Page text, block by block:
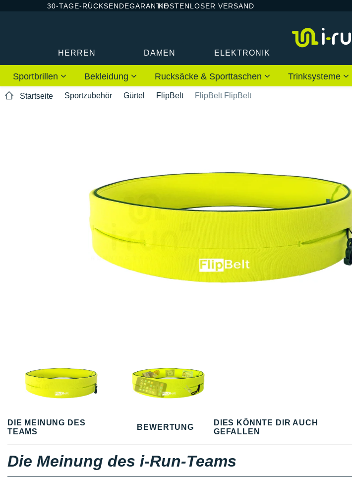
30-TAGE-RÜCKSENDEGARANTIEKOSTENLOSER VERSAND
HERREN DAMEN ELEKTRONIK
Sportbrillen Bekleidung Rucksäcke & Sporttaschen Trinksysteme
Startseite Sportzubehör Gürtel FlipBelt FlipBelt FlipBelt
DIE MEINUNG DES
TEAMS
BEWERTUNG
DIES KÖNNTE DIR AUCH
GEFALLEN
Die Meinung des i-Run-Teams